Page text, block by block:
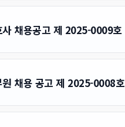
사 채용공고 제 2025-0009호
원 채용 공고 제 2025-0008호